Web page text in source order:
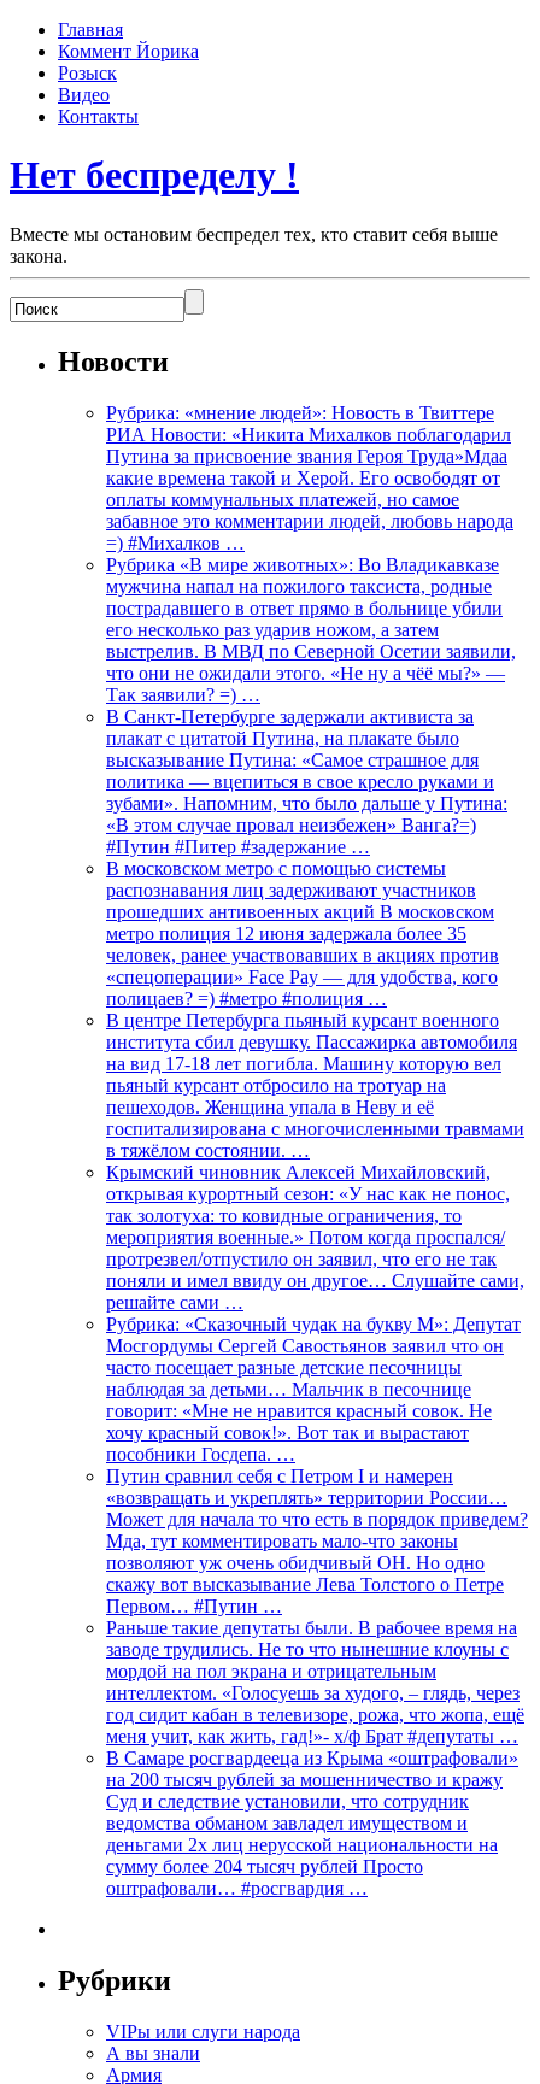
Главная
Коммент Йорика
Розыск
Видео
Контакты
Нет беспределу !
Вместе мы остановим беспредел тех, кто ставит себя выше
закона.
Новости
Рубрика: «мнение людей»: Новость в Твиттере
РИА Новости: «Никита Михалков поблагодарил
Путина за присвоение звания Героя Труда»Мдаа
какие времена такой и Херой. Его освободят от
оплаты коммунальных платежей, но самое
забавное это комментарии людей, любовь народа
=) #Михалков …
Рубрика «В мире животных»: Во Владикавказе
мужчина напал на пожилого таксиста, родные
пострадавшего в ответ прямо в больнице убили
его несколько раз ударив ножом, а затем
выстрелив. В МВД по Северной Осетии заявили,
что они не ожидали этого. «Не ну а чёё мы?» —
Так заявили? =) …
В Санкт-Петербурге задержали активиста за
плакат с цитатой Путина, на плакате было
высказывание Путина: «Самое страшное для
политика — вцепиться в свое кресло руками и
зубами». Напомним, что было дальше у Путина:
«В этом случае провал неизбежен» Ванга?=)
#Путин #Питер #задержание …
В московском метро с помощью системы
распознавания лиц задерживают участников
прошедших антивоенных акций В московском
метро полиция 12 июня задержала более 35
человек, ранее участвовавших в акциях против
«спецоперации» Face Pay — для удобства, кого
полицаев? =) #метро #полиция …
В центре Петербурга пьяный курсант военного
института сбил девушку. Пассажирка автомобиля
на вид 17-18 лет погибла. Машину которую вел
пьяный курсант отбросило на тротуар на
пешеходов. Женщина упала в Неву и её
госпитализирована с многочисленными травмами
в тяжёлом состоянии. …
Крымский чиновник Алексей Михайловский,
открывая курортный сезон: «У нас как не понос,
так золотуха: то ковидные ограничения, то
мероприятия военные.» Потом когда проспался/
протрезвел/отпустило он заявил, что его не так
поняли и имел ввиду он другое… Слушайте сами,
решайте сами …
Рубрика: «Сказочный чудак на букву М»: Депутат
Мосгордумы Сергей Савостьянов заявил что он
часто посещает разные детские песочницы
наблюдая за детьми… Мальчик в песочнице
говорит: «Мне не нравится красный совок. Не
хочу красный совок!». Вот так и вырастают
пособники Госдепа. …
Путин сравнил себя с Петром I и намерен
«возвращать и укреплять» территории России…
Может для начала то что есть в порядок приведем?
Мда, тут комментировать мало-что законы
позволяют уж очень обидчивый ОН. Но одно
скажу вот высказывание Лева Толстого о Петре
Первом… #Путин …
Раньше такие депутаты были. В рабочее время на
заводе трудились. Не то что нынешние клоуны с
мордой на пол экрана и отрицательным
интеллектом. «Голосуешь за худого, – глядь, через
год сидит кабан в телевизоре, рожа, что жопа, ещё
меня учит, как жить, гад!»- х/ф Брат #депутаты …
В Самаре росгвардееца из Крыма «оштрафовали»
на 200 тысяч рублей за мошенничество и кражу
Суд и следствие установили, что сотрудник
ведомства обманом завладел имуществом и
деньгами 2х лиц нерусской национальности на
сумму более 204 тысяч рублей Просто
оштрафовали… #росгвардия …
Рубрики
VIPы или слуги народа
А вы знали
Армия